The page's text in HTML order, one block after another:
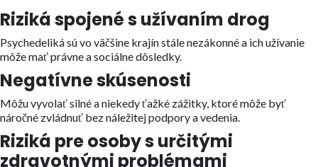
Riziká spojené s užívaním drog
Psychedeliká sú vo väčšine krajín stále nezákonné a ich užívanie
môže mať právne a sociálne dôsledky.
Negatívne skúsenosti
Môžu vyvolať silné a niekedy ťažké zážitky, ktoré môže byť
náročné zvládnuť bez náležitej podpory a vedenia.
Riziká pre osoby s určitými
zdravotnými problémami